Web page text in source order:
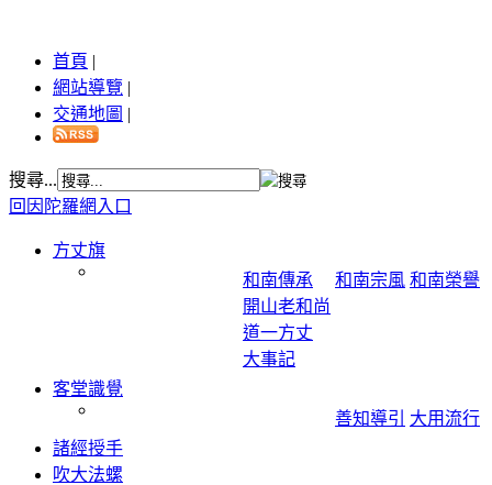
首頁 |
網站導覽 |
交通地圖 |
搜尋...
回因陀羅網入口
方丈旗
和南傳承
開山老和尚
道一方丈
大事記
和南宗風 和南榮譽
客堂識覺
善知導引
大用流行
諸經授手
吹大法螺